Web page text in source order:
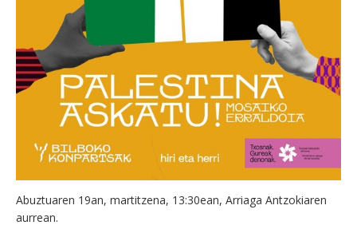
Abuztuaren 19an, martitzena, 13:30ean, Arriaga Antzokiaren
aurrean.